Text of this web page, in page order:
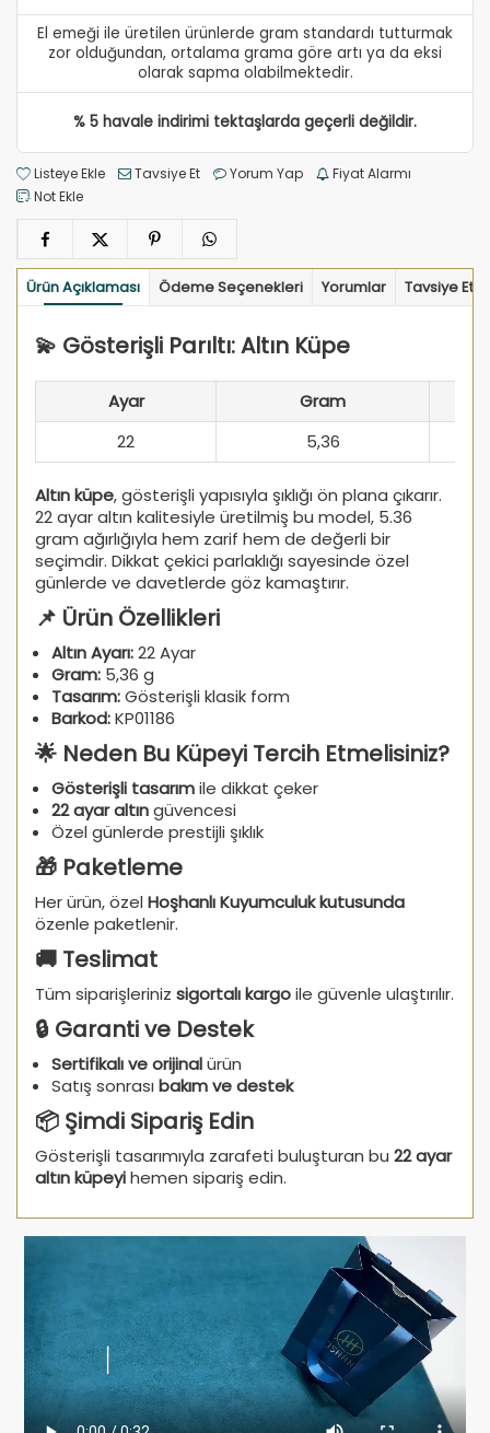
El emeği ile üretilen ürünlerde gram standardı tutturmak
zor olduğundan, ortalama grama göre artı ya da eksi
olarak sapma olabilmektedir.
% 5 havale indirimi tektaşlarda geçerli değildir.
Listeye Ekle Tavsiye Et Yorum Yap
Fiyat Alarmı
Not Ekle
Ürün Açıklaması Ödeme Seçenekleri Yorumlar Tavsiye Et
💫 Gösterişli Parıltı: Altın Küpe
Ayar
Gram
22
5,36
Altın küpe, gösterişli yapısıyla şıklığı ön plana çıkarır.
22 ayar altın kalitesiyle üretilmiş bu model, 5.36
gram ağırlığıyla hem zarif hem de değerli bir
seçimdir. Dikkat çekici parlaklığı sayesinde özel
günlerde ve davetlerde göz kamaştırır.
📌 Ürün Özellikleri
Altın Ayarı:22 Ayar
Gram: 5,36 g
Tasarım:Gösterişli klasik form
Barkod:KP01186
🌟 Neden Bu Küpeyi Tercih Etmelisiniz?
Gösterişli tasarımile dikkat çeker
22 ayar altıngüvencesi
Özel günlerde prestijli şıklık
🎁 Paketleme
Her ürün, özel Hoşhanlı Kuyumculuk kutusunda
özenle paketlenir.
🚚 Teslimat
Tüm siparişleriniz sigortalı kargoile güvenle ulaştırılır.
🔒 Garanti ve Destek
Sertifikalı ve orijinalürün
Satış sonrası bakım ve destek
📦 Şimdi Sipariş Edin
Gösterişli tasarımıyla zarafeti buluşturan bu 22 ayar
altın küpeyihemen sipariş edin.